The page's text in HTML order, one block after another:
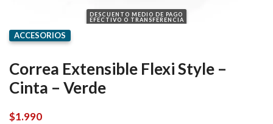
DESCUENTO MEDIO DE PAGO
EFECTIVO O TRANSFERENCIA
ACCESORIOS
Correa Extensible Flexi Style –
Cinta – Verde
$1.990